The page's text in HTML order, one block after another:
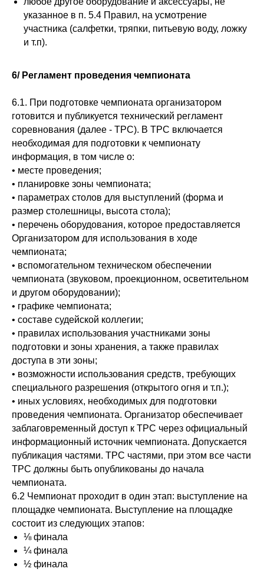
указанное в п. 5.4 Правил, на усмотрение
участника (салфетки, тряпки, питьевую воду, ложку
и т.п).
6/ Регламент проведения чемпионата
6.1. При подготовке чемпионата организатором
готовится и публикуется технический регламент
соревнования (далее - ТРС). В ТРС включается
необходимая для подготовки к чемпионату
информация, в том числе о:
• месте проведения;
• планировке зоны чемпионата;
• параметрах столов для выступлений (форма и
размер столешницы, высота стола);
• перечень оборудования, которое предоставляется
Организатором для использования в ходе
чемпионата;
• вспомогательном техническом обеспечении
чемпионата (звуковом, проекционном, осветительном
и другом оборудовании);
• графике чемпионата;
• составе судейской коллегии;
• правилах использования участниками зоны
подготовки и зоны хранения, а также правилах
доступа в эти зоны;
• возможности использования средств, требующих
специального разрешения (открытого огня и т.п.);
• иных условиях, необходимых для подготовки
проведения чемпионата. Организатор обеспечивает
заблаговременный доступ к ТРС через официальный
информационный источник чемпионата. Допускается
публикация частями. ТРС частями, при этом все части
ТРС должны быть опубликованы до начала
чемпионата.
6.2 Чемпионат проходит в один этап: выступление на
площадке чемпионата. Выступление на площадке
состоит из следующих этапов:
⅛ финала
¼ финала
½ финала